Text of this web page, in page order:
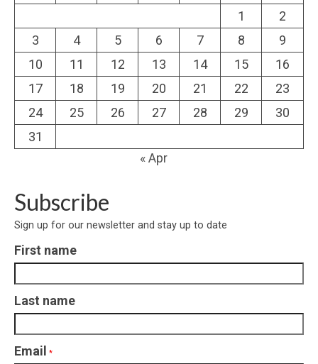
1
2
3
4 5 6 7 8
9
10
11 12 13 14 15
16
17
18 19 20 21 22
23
24
25 26 27 28 29
30
31
« Apr
Subscribe
Sign up for our newsletter and stay up to date
First name
Last name
Email *